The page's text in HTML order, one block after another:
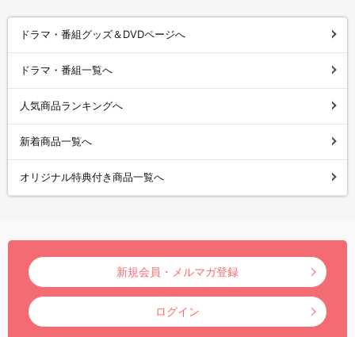
ドラマ・番組グッズ＆DVDページへ
ドラマ・番組一覧へ
人気商品ランキングへ
新着商品一覧へ
オリジナル特典付き商品一覧へ
新規会員・メルマガ登録
ログイン